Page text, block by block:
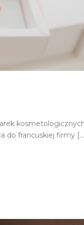
do francuskiej firmy